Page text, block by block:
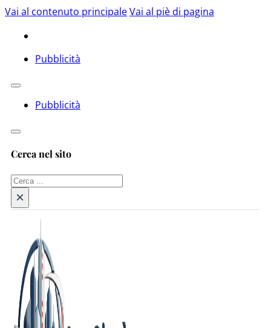
Vai al contenuto principaleVai al piè di pagina
Pubblicità
Pubblicità
Cerca nel sito
Cerca
×